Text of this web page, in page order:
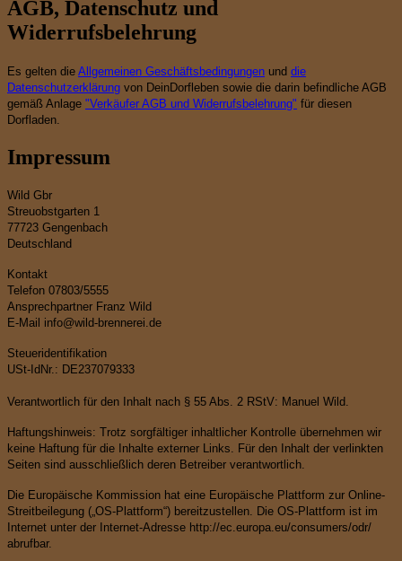
AGB, Datenschutz und
Widerrufsbelehrung
Es gelten die Allgemeinen Geschäftsbedingungen und die
Datenschutzerklärung von DeinDorfleben sowie die darin befindliche AGB
gemäß Anlage "Verkäufer AGB und Widerrufsbelehrung" für diesen
Dorfladen.
Impressum
Wild Gbr
Streuobstgarten 1
77723 Gengenbach
Deutschland
Kontakt
Telefon 07803/5555
Ansprechpartner Franz Wild
E-Mail info@wild-brennerei.de
Steueridentifikation
USt-IdNr.: DE237079333
Verantwortlich für den Inhalt nach § 55 Abs. 2 RStV: Manuel Wild.
Haftungshinweis: Trotz sorgfältiger inhaltlicher Kontrolle übernehmen wir
keine Haftung für die Inhalte externer Links. Für den Inhalt der verlinkten
Seiten sind ausschließlich deren Betreiber verantwortlich.
Die Europäische Kommission hat eine Europäische Plattform zur Online-
Streitbeilegung („OS-Plattform“) bereitzustellen. Die OS-Plattform ist im
Internet unter der Internet-Adresse http://ec.europa.eu/consumers/odr/
abrufbar.